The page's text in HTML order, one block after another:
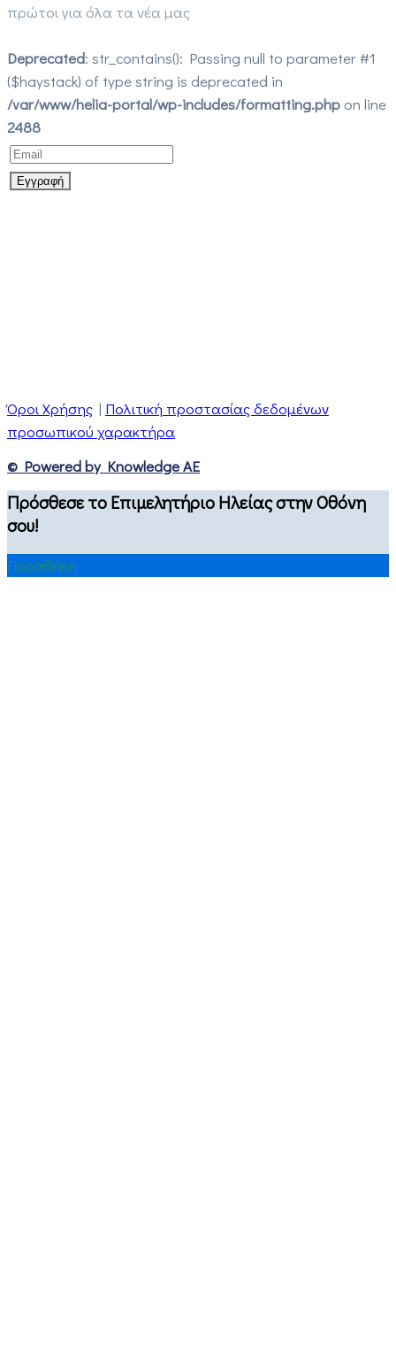
πρώτοι για όλα τα νέα μας
Deprecated: str_contains(): Passing null to parameter #1
($haystack) of type string is deprecated in
/var/www/helia-portal/wp-includes/formatting.php on line
2488
Όροι Χρήσης | Πολιτική προστασίας δεδομένων
προσωπικού χαρακτήρα
© Powered by Knowledge AE
Πρόσθεσε το Επιμελητήριο Ηλείας στην Οθόνη
σου!
Προσθήκη